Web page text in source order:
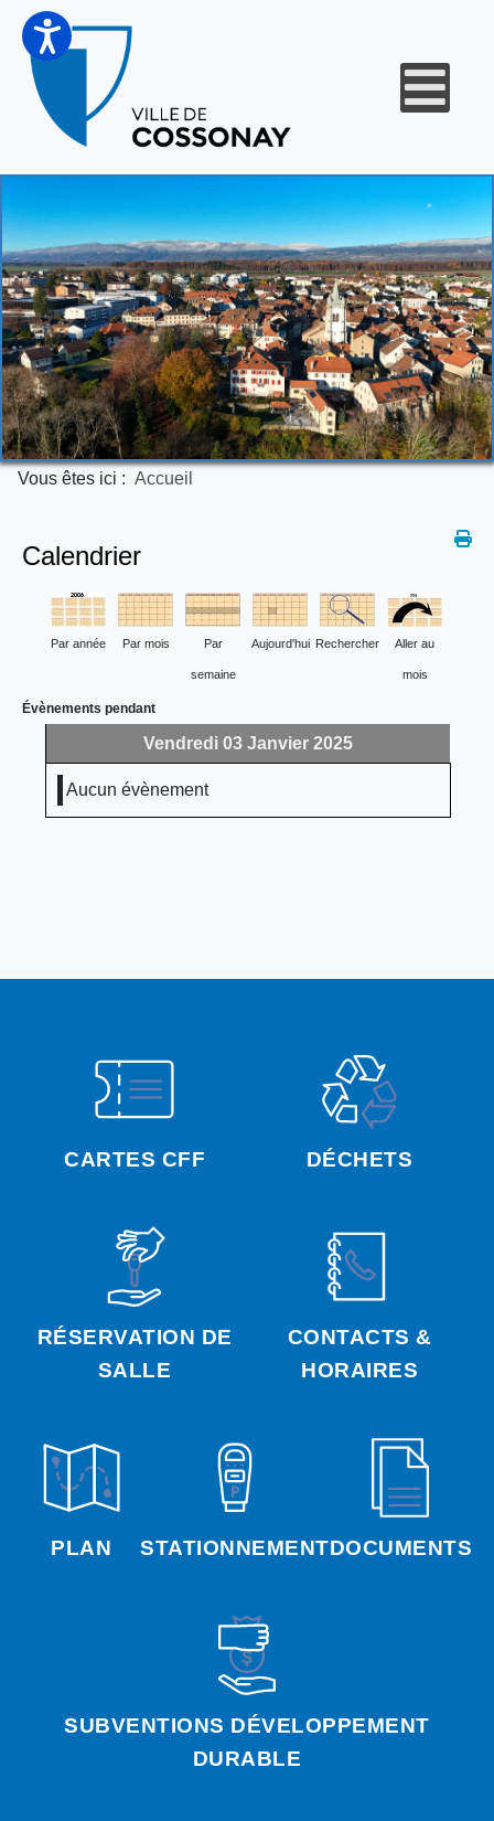
Vous êtes ici : Accueil
CARTES CFF DÉCHETS
RÉSERVATION DE
SALLE
CONTACTS &
HORAIRES
PLAN STATIONNEMENTDOCUMENTS
SUBVENTIONS DÉVELOPPEMENT
DURABLE
Calendrier
Par année Par mois Par
semaine
Aujourd'hui Rechercher Aller au
mois
Évènements pendant
Vendredi 03 Janvier 2025
Aucun évènement